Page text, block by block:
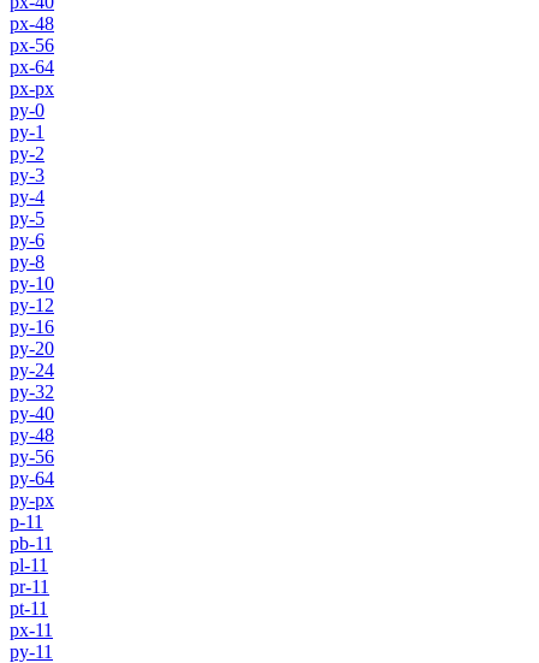
px-48
px-56
px-64
px-px
py-0
py-1
py-2
py-3
py-4
py-5
py-6
py-8
py-10
py-12
py-16
py-20
py-24
py-32
py-40
py-48
py-56
py-64
py-px
p-11
pb-11
pl-11
pr-11
pt-11
px-11
py-11